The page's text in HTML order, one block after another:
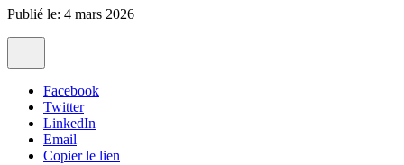
Publié le: 4 mars 2026
Facebook
Twitter
LinkedIn
Email
Copier le lien